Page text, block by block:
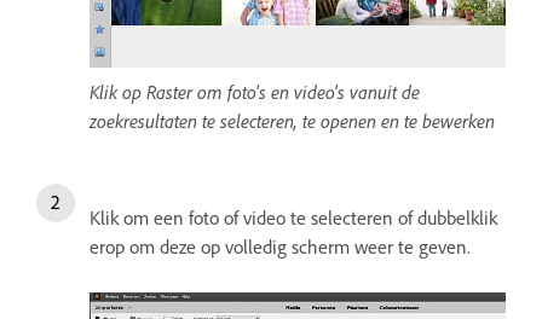
Klik op Raster om foto's en video's vanuit de
zoekresultaten te selecteren, te openen en te bewerken
Klik om een foto of video te selecteren of dubbelklik
erop om deze op volledig scherm weer te geven.